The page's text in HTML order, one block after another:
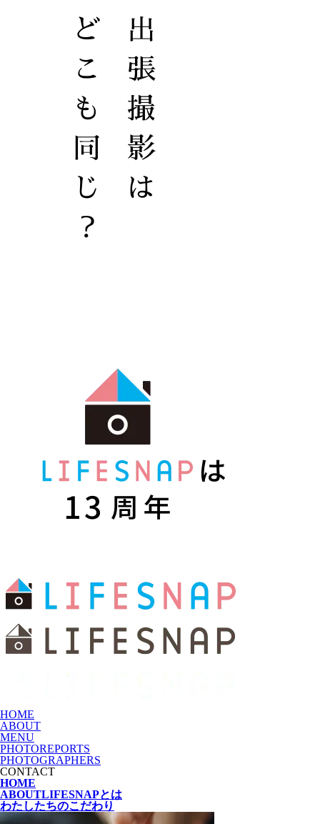
HOME
ABOUT
MENU
PHOTOREPORTS
PHOTOGRAPHERS
CONTACT
HOME
ABOUTLIFESNAPとは
わたしたちのこだわり